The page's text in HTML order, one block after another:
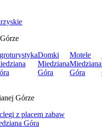
Domki
Miedziana
Góra
Motele
Miedziana
Góra
Górze
z placem zabaw
Góra